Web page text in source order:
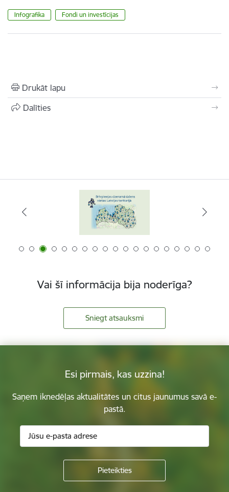
Infografika Fondi un investīcijas
Drukāt lapu
Dalīties
Vai šī informācija bija noderīga?
Sniegt atsauksmi
Esi pirmais, kas uzzina!
Saņem iknedēļas aktualitātes un citus jaunumus savā e-
pastā.